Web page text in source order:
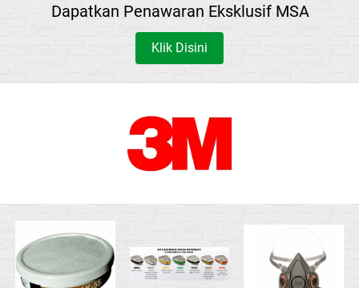
Dapatkan Penawaran Eksklusif MSA
`Klik Disini